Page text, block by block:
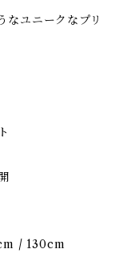
なユニークなプリ
/ 130cm